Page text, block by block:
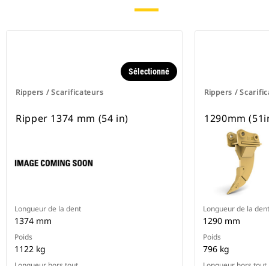
Rippers / Scarificateurs
Sélectionné
Ripper 1374 mm (54 in)
Longueur de la dent
1374 mm
Poids
1122 kg
Rippers /
1290mm
Longueur de la dent
1290 mm
Poids
796 kg